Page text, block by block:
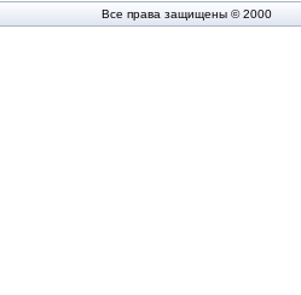
Все права защищены © 2000